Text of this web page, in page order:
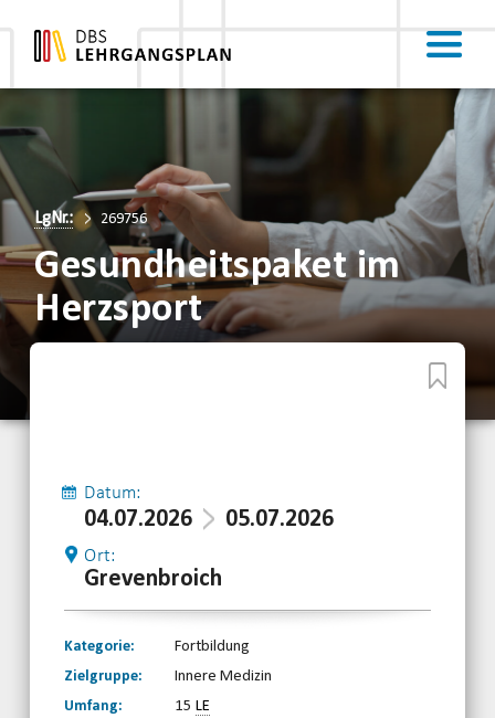
LgNr.: 269756
Gesundheitspaket im
Herzsport
Datum:
04.07.2026 05.07.2026
Ort:
Grevenbroich
Kategorie:
Fortbildung
Zielgruppe:
Innere Medizin
Umfang:
15 LE